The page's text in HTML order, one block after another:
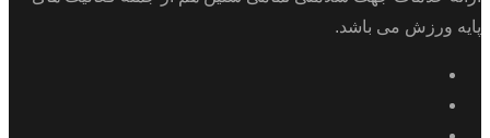
پایه ورزش می باشد.